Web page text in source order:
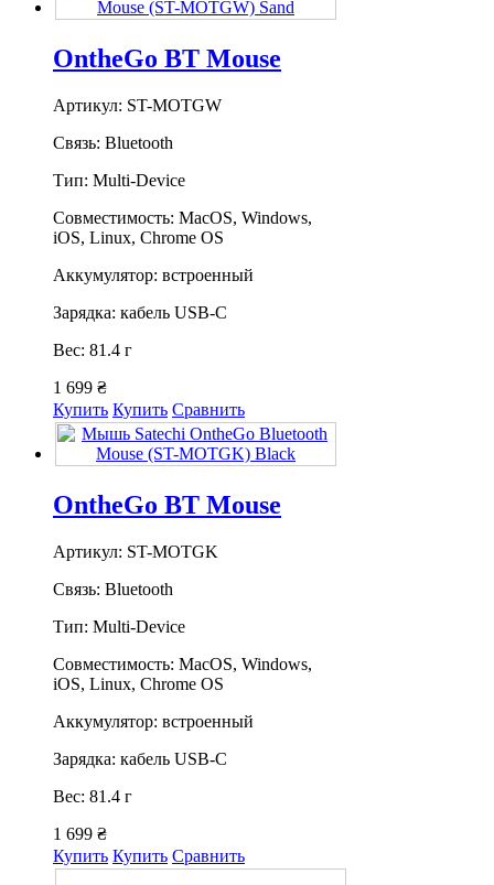
OntheGo BT Mouse
Артикул: ST-MOTGW
Связь: Bluetooth
Тип: Multi-Device
Совместимость: MacOS, Windows,
iOS, Linux, Chrome OS
Аккумулятор: встроенный
Зарядка: кабель USB-C
Вес: 81.4 г
1 699 ₴
Купить Купить Сравнить
OntheGo BT Mouse
Артикул: ST-MOTGK
Связь: Bluetooth
Тип: Multi-Device
Совместимость: MacOS, Windows,
iOS, Linux, Chrome OS
Аккумулятор: встроенный
Зарядка: кабель USB-C
Вес: 81.4 г
1 699 ₴
Купить Купить Сравнить